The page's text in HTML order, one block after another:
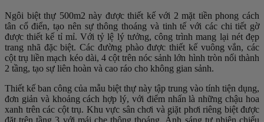
Ngôi biệt thự 500m2 này được thiết kế với 2 mặt tiền phong cách
tân cổ điển, tạo nên sự thông thoáng và tinh tế với các chi tiết gờ
được thiết kế tỉ mỉ. Với tỷ lệ lý tưởng, công trình mang lại nét đẹp
trang nhã đặc biệt. Các đường phào được thiết kế vuông vắn, các
cột trụ liền mạch kéo dài, 4 cột trên nóc sảnh lớn hình tròn nối thành
2 tầng, tạo sự liên hoàn và cao ráo cho không gian sảnh.
Thiết kế ban công của mẫu biệt thự này tập trung vào tính tiện dụng,
đơn giản và khoảng cách hợp lý, với điểm nhấn là những chậu hoa
xanh trên các cột trụ. Khu vực sân chơi và giặt phơi riêng biệt được
đặt trên tầng 3 với mái che thông thoáng. Ánh sáng tự nhiên chiếu